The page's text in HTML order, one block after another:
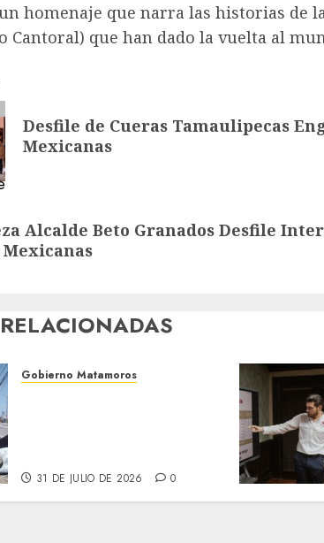
homenaje que narra las historias de
Cantoral) que han dado la vuelta al
Desfile de Cueras Tamaulipecas
Mexicanas
Alcalde Beto Granados Desfile
Mexicanas
Gobierno Matamoros
31 DE JULIO DE 2026 0